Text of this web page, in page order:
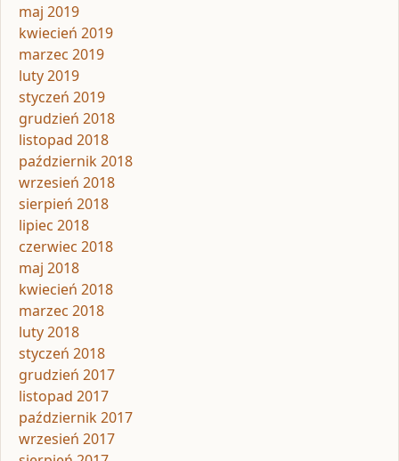
maj 2019
kwiecień 2019
marzec 2019
luty 2019
styczeń 2019
grudzień 2018
listopad 2018
październik 2018
wrzesień 2018
sierpień 2018
lipiec 2018
czerwiec 2018
maj 2018
kwiecień 2018
marzec 2018
luty 2018
styczeń 2018
grudzień 2017
listopad 2017
październik 2017
wrzesień 2017